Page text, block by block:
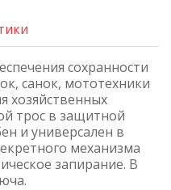
сохранности
санок, мототехники
хозяйственных
трос в защитной
и универсален в
механизма
запирание. В